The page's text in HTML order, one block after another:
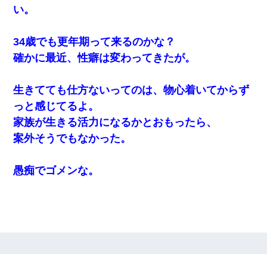
（は？）
凸してきた
ナンパにほいほい付いていった私、地獄に落ちる
テレワーク上司「会議中はカメラ付けろ！」女社員「え、事前連
い。
34歳でも更年期って来るのかな？
確かに最近、性癖は変わってきたが。
生きてても仕方ないってのは、物心着いてからず
っと感じてるよ。
家族が生きる活力になるかとおもったら、
案外そうでもなかった。
愚痴でゴメンな。